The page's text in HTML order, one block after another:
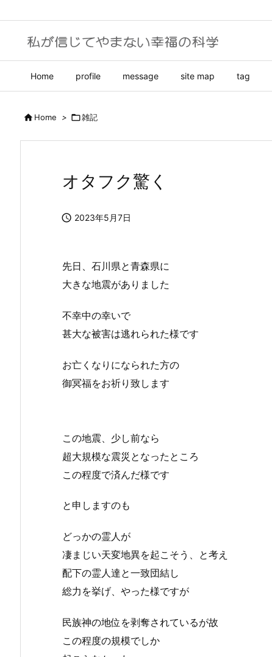
Home profile message site map tag
Home > 雑記
オタフク驚く
 2023年5月7日
先日、石川県と青森県に
大きな地震がありました
不幸中の幸いで
甚大な被害は逃れられた様です
お亡くなりになられた方の
御冥福をお祈り致します
この地震、少し前なら
超大規模な震災となったところ
この程度で済んだ様です
と申しますのも
どっかの霊人が
凄まじい天変地異を起こそう、と考え
配下の霊人達と一致団結し
総力を挙げ、やった様ですが
民族神の地位を剥奪されているが故
この程度の規模でしか